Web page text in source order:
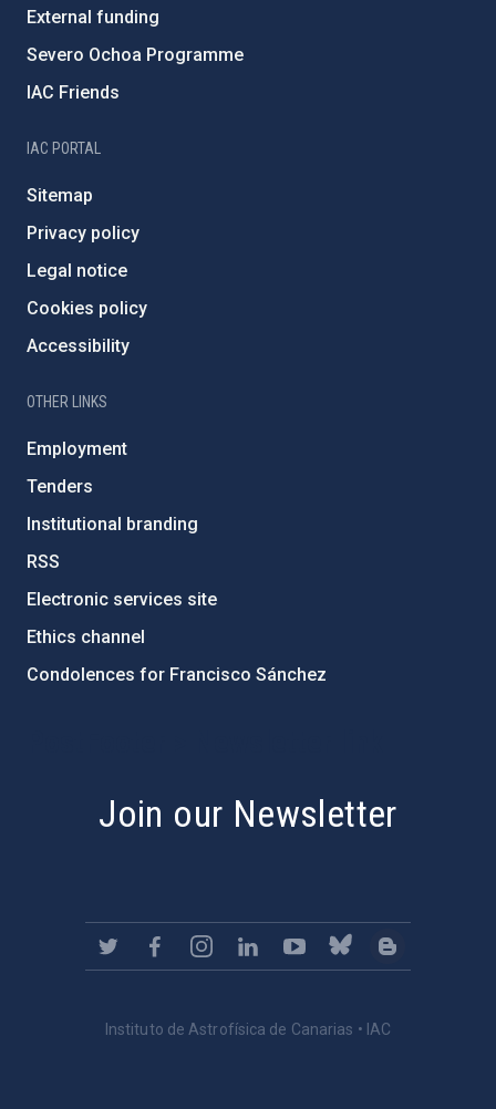
External funding
Severo Ochoa Programme
IAC Friends
IAC PORTAL
Sitemap
Privacy policy
Legal notice
Cookies policy
Accessibility
OTHER LINKS
Employment
Tenders
Institutional branding
RSS
Electronic services site
Ethics channel
Condolences for Francisco Sánchez
Join our Newsletter
Instituto de Astrofísica de Canarias • IAC